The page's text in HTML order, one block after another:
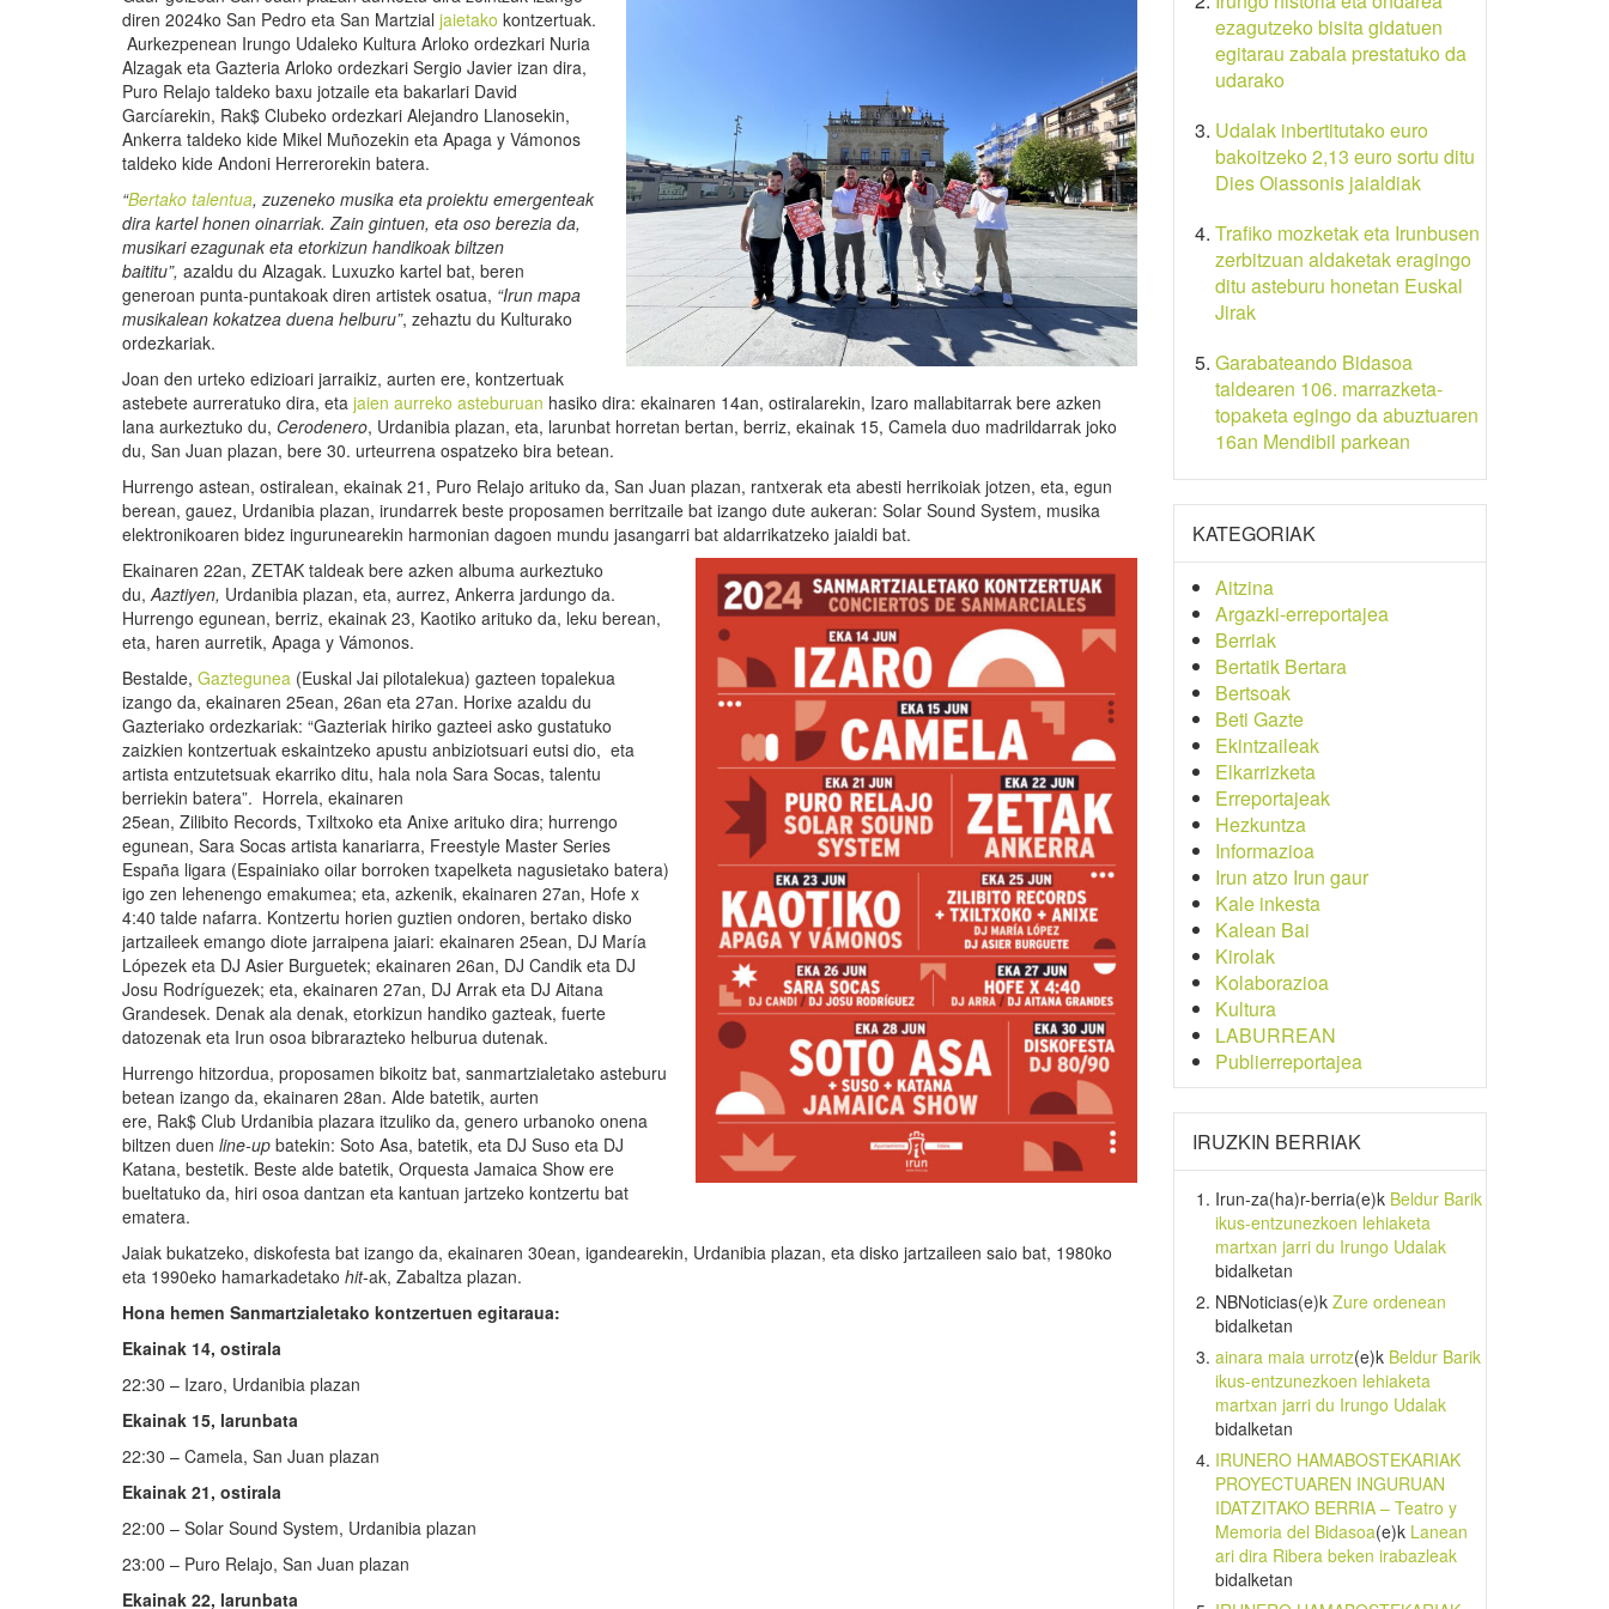
diren 2024ko San Pedro eta San Martzial jaietako kontzertuak.
Aurkezpenean Irungo Udaleko Kultura Arloko ordezkari Nuria
Alzagak eta Gazteria Arloko ordezkari Sergio Javier izan dira,
Puro Relajo taldeko baxu jotzaile eta bakarlari David
Garcíarekin, Rak$ Clubeko ordezkari Alejandro Llanosekin,
Ankerra taldeko kide Mikel Muñozekin eta Apaga y Vámonos
taldeko kide Andoni Herrerorekin batera.
“Bertako talentua, zuzeneko musika eta proiektu emergenteak
dira kartel honen oinarriak.Zain gintuen, eta oso berezia da,
musikari ezagunak eta etorkizun handikoak biltzen
baititu”, azaldu du Alzagak. Luxuzko kartel bat, beren
generoan punta-puntakoak diren artistek osatua, “Irun mapa
musikalean kokatzea duena helburu”, zehaztu du Kulturako
ordezkariak.
Joan den urteko edizioari jarraikiz, aurten ere, kontzertuak
astebete aurreratuko dira, eta jaien aurreko asteburuan hasiko dira: ekainaren 14an, ostiralarekin, Izaro mallabitarrak bere azken
lana aurkeztuko du, Cerodenero, Urdanibia plazan, eta, larunbat horretan bertan, berriz, ekainak 15, Camela duo madrildarrak joko
du, San Juan plazan, bere 30. urteurrena ospatzeko bira betean.
Hurrengo astean, ostiralean, ekainak 21, Puro Relajo arituko da, San Juan plazan, rantxerak eta abesti herrikoiak jotzen, eta, egun
berean, gauez, Urdanibia plazan, irundarrek beste proposamen berritzaile bat izango dute aukeran: Solar Sound System, musika
elektronikoaren bidez ingurunearekin harmonian dagoen mundu jasangarri bat aldarrikatzeko jaialdi bat.
Ekainaren 22an, ZETAK taldeak bere azken albuma aurkeztuko
du,Aaztiyen, Urdanibia plazan, eta, aurrez, Ankerra jardungo da.
Hurrengo egunean, berriz, ekainak 23, Kaotiko arituko da, leku berean,
eta, haren aurretik, Apaga y Vámonos.
Bestalde, Gaztegunea (Euskal Jai pilotalekua) gazteen topalekua
izango da, ekainaren 25ean, 26an eta 27an. Horixe azaldu du
Gazteriako ordezkariak: “Gazteriak hiriko gazteei asko gustatuko
zaizkien kontzertuak eskaintzeko apustu anbiziotsuari eutsi dio, eta
artista entzutetsuak ekarriko ditu, hala nola Sara Socas, talentu
berriekin batera”. Horrela, ekainaren
25ean, Zilibito Records, Txiltxoko eta Anixe arituko dira; hurrengo
egunean, Sara Socas artista kanariarra, Freestyle Master Series
España ligara (Espainiako oilar borroken txapelketa nagusietako batera)
igo zen lehenengo emakumea; eta, azkenik, ekainaren 27an, Hofe x
4:40 talde nafarra. Kontzertu horien guztien ondoren, bertako disko
jartzaileek emango diote jarraipena jaiari: ekainaren 25ean, DJ María
Lópezek eta DJ Asier Burguetek; ekainaren 26an, DJ Candik eta DJ
Josu Rodríguezek; eta, ekainaren 27an, DJ Arrak eta DJ Aitana
Grandesek. Denak ala denak, etorkizun handiko gazteak, fuerte
datozenak eta Irun osoa bibrarazteko helburua dutenak.
Hurrengo hitzordua, proposamen bikoitz bat, sanmartzialetako asteburu
betean izango da, ekainaren 28an. Alde batetik, aurten
ere, Rak$ Club Urdanibia plazara itzuliko da, genero urbanoko onena
biltzen duen line-up batekin: Soto Asa, batetik, eta DJ Suso eta DJ
Katana, bestetik. Beste alde batetik, Orquesta Jamaica Show ere
bueltatuko da, hiri osoa dantzan eta kantuan jartzeko kontzertu bat
ematera.
Jaiak bukatzeko, diskofesta bat izango da, ekainaren 30ean, igandearekin, Urdanibia plazan, eta disko jartzaileen saio bat, 1980ko
eta 1990eko hamarkadetako hit-ak, Zabaltza plazan.
Hona hemen Sanmartzialetako kontzertuen egitaraua:
Ekainak 14, ostirala
22:30 – Izaro, Urdanibia plazan
Ekainak 15, larunbata
22:30 – Camela, San Juan plazan
Ekainak 21, ostirala
22:00 – Solar Sound System, Urdanibia plazan
23:00 – Puro Relajo, San Juan plazan
Ekainak 22, larunbata
ezagutzeko bisita gidatuen
egitarau zabala prestatuko da
udarako
Udalak inbertitutako euro
bakoitzeko 2,13 euro sortu ditu
Dies Oiassonis jaialdiak
Trafiko mozketak eta Irunbusen
zerbitzuan aldaketak eragingo
ditu asteburu honetan Euskal
Jirak
Garabateando Bidasoa
taldearen 106. marrazketa-
topaketa egingo da abuztuaren
16an Mendibil parkean
KATEGORIAK
Aitzina
Argazki-erreportajea
Berriak
Bertatik Bertara
Bertsoak
Beti Gazte
Ekintzaileak
Elkarrizketa
Erreportajeak
Hezkuntza
Informazioa
Irun atzo Irun gaur
Kale inkesta
Kalean Bai
Kirolak
Kolaborazioa
Kultura
LABURREAN
Publierreportajea
IRUZKIN BERRIAK
Irun-za(ha)r-berria(e)k Beldur Barik
ikus-entzunezkoen lehiaketa
martxan jarri du Irungo Udalak
bidalketan
NBNoticias(e)k Zure ordenean
bidalketan
ainara maia urrotz(e)k Beldur Barik
ikus-entzunezkoen lehiaketa
martxan jarri du Irungo Udalak
bidalketan
IRUNERO HAMABOSTEKARIAK
PROYECTUAREN INGURUAN
IDATZITAKO BERRIA – Teatro y
Memoria del Bidasoa(e)k Lanean
ari dira Ribera beken irabazleak
bidalketan